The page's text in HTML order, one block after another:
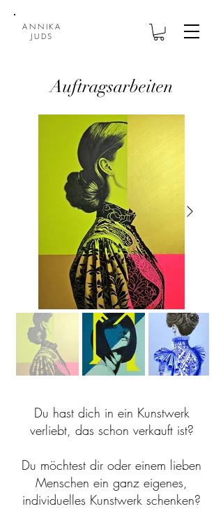
ANNIKA
JUDS
Auftragsarbeiten
Du hast dich in ein Kunstwerk
verliebt, das schon verkauft ist?
Du möchtest dir oder einem lieben
Menschen ein ganz eigenes,
individuelles Kunstwerk schenken?